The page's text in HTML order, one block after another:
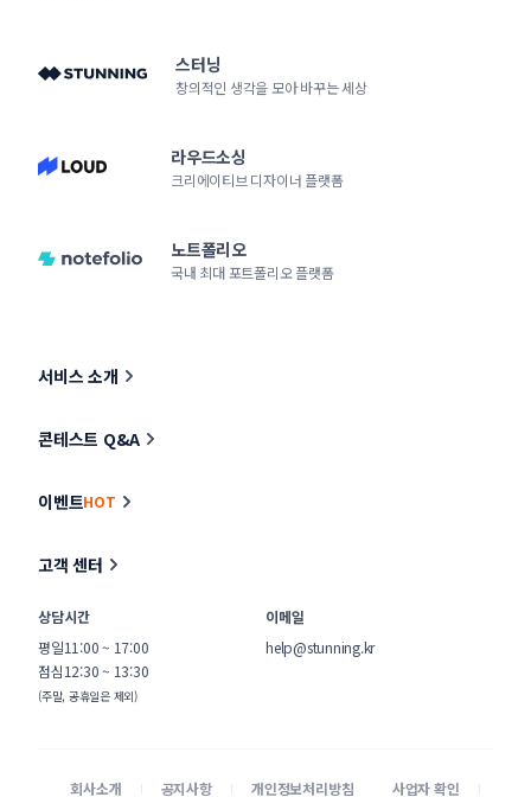
스터닝
창의적인 생각을 모아 바꾸는 세상
라우드소싱
크리에이티브 디자이너 플랫폼
노트폴리오
국내 최대 포트폴리오 플랫폼
서비스 소개
콘테스트 Q&A
이벤트HOT
고객 센터
상담시간
평일11:00 ~ 17:00
점심12:30 ~ 13:30
(주말, 공휴일은 제외)
이메일
help@stunning.kr
회사소개 공지사항 개인정보처리방침 사업자 확인